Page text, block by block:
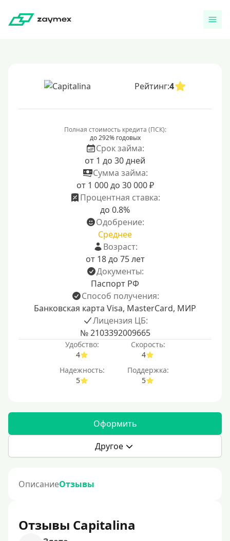
Рейтинг:4
Полная стоимость кредита (ПСК):
до 292% годовых
Срок займа:
от 1 до 30 дней
Сумма займа:
от 1 000 до 30 000 ₽
Процентная ставка:
до 0.8%
Одобрение:
Среднее
Возраст:
от 18 до 75 лет
Документы:
Паспорт РФ
Способ получения:
Банковская карта Visa, MasterCard, МИР
Лицензия ЦБ:
№ 2103392009665
Удобство:
4
Скорость:
4
Надежность:
5
Поддержка:
5
Оформить
Другое
ОписаниеОтзывы
Отзывы Capitalina